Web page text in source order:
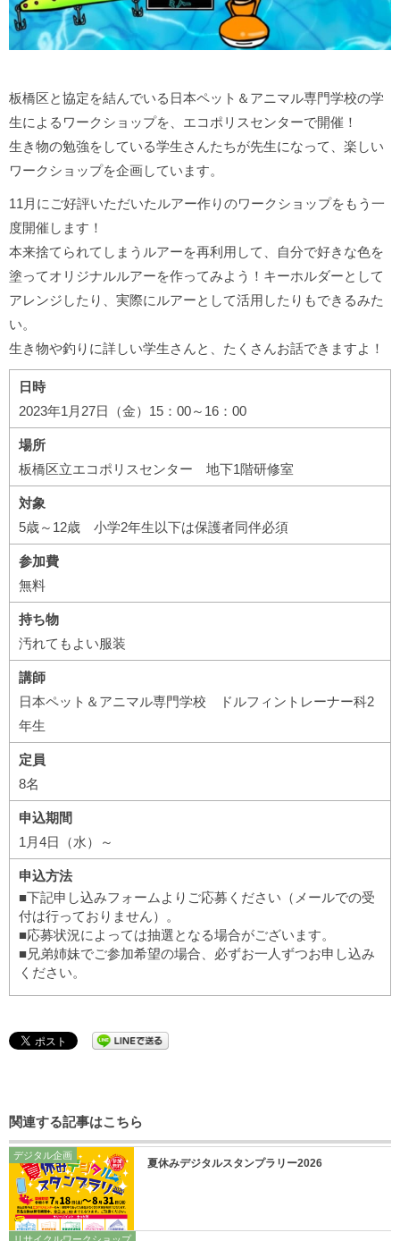
板橋区と協定を結んでいる日本ペット＆アニマル専門学校の学
生によるワークショップを、エコポリスセンターで開催！
生き物の勉強をしている学生さんたちが先生になって、楽しい
ワークショップを企画しています。
11月にご好評いただいたルアー作りのワークショップをもう一
度開催します！
本来捨てられてしまうルアーを再利用して、自分で好きな色を
塗ってオリジナルルアーを作ってみよう！キーホルダーとして
アレンジしたり、実際にルアーとして活用したりもできるみた
い。
生き物や釣りに詳しい学生さんと、たくさんお話できますよ！
日時
2023年1月27日（金）15：00～16：00
場所
板橋区立エコポリスセンター 地下1階研修室
対象
5歳～12歳 小学2年生以下は保護者同伴必須
参加費
無料
持ち物
汚れてもよい服装
講師
日本ペット＆アニマル専門学校 ドルフィントレーナー科2
年生
定員
8名
申込期間
1月4日（水）～
申込方法
■下記申し込みフォームよりご応募ください（メールでの受
付は行っておりません）。
■応募状況によっては抽選となる場合がございます。
■兄弟姉妹でご参加希望の場合、必ずお一人ずつお申し込み
ください。
関連する記事はこちら
デジタル企画
夏休みデジタルスタンプラリー2026